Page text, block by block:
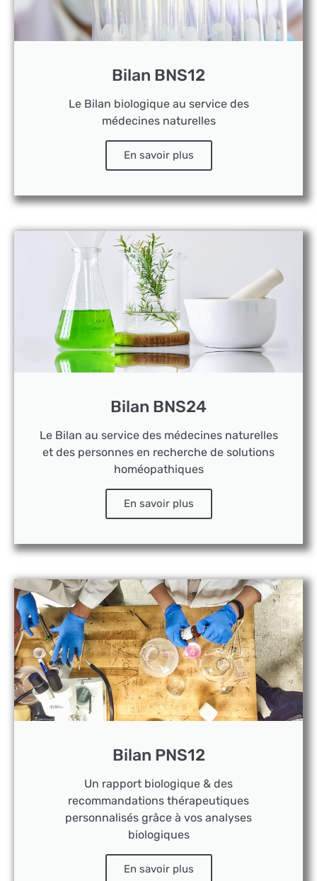
Bilan BNS12
Le Bilan biologique au service des
médecines naturelles
En savoir plus
Bilan BNS24
Le Bilan au service des médecines naturelles
et des personnes en recherche de solutions
homéopathiques
En savoir plus
Bilan PNS12
Un rapport biologique & des
recommandations thérapeutiques
personnalisés grâce à vos analyses
biologiques
En savoir plus